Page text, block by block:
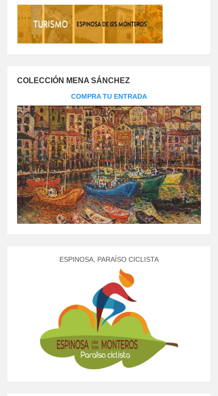
COLECCIÓN MENA SÁNCHEZ
COMPRA TU ENTRADA
ESPINOSA, PARAÍSO CICLISTA